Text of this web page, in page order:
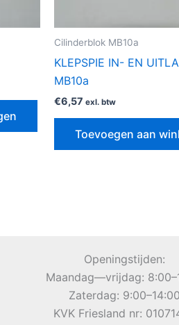
Cilinderblok MB10a
KLEPSPIE IN- EN
MB10a
€6,57 exl. btw
Toevoegen aan
Openingstijden:
Maandag—vrijdag:
Zaterdag: 9:00–14:00
KVK Friesland nr: